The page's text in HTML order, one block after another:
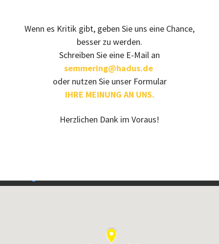
Wenn es Kritik gibt, geben Sie uns eine Chance,
besser zu werden.
Schreiben Sie eine E-Mail an
semmering@hadus.de
oder nutzen Sie unser Formular
IHRE MEINUNG AN UNS.
Herzlichen Dank im Voraus!